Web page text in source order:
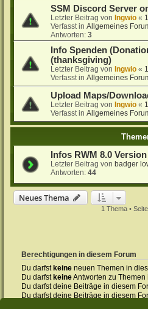
SSM Discord Server
Letzter Beitrag von Ingwio «
Verfasst inAllgemeines
Antworten:3
Info Spenden
(thanksgiving)
Letzter Beitrag von Ingwio «
Verfasst inAllgemeines
Upload Maps/
Letzter Beitrag von Ingwio «
Verfasst inAllgemeines
Infos RWM 8.0
Letzter Beitrag von badger
Antworten:44
Neues Thema
1 Thema • Seite
Berechtigungen in diesem Forum
Du darfst keine neuen Themen in
Du darfst keineAntworten zu
Du darfst deine Beiträge in diesem
Du darfst deine Beiträge in diesem